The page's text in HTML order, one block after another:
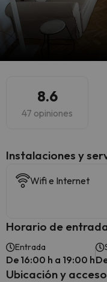
8.6
47 opiniones
Instalaciones y
Wifi e Internet
Horario de
Entrada
De 16:00 h a 19:00 h
Ubicación y